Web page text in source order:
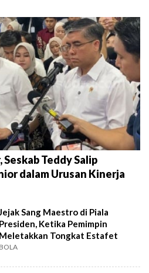
Teddy Salip
dalam Urusan Kinerja
Jejak Sang Maestro di Piala
Presiden, Ketika Pemimpin
Meletakkan Tongkat Estafet
BOLA